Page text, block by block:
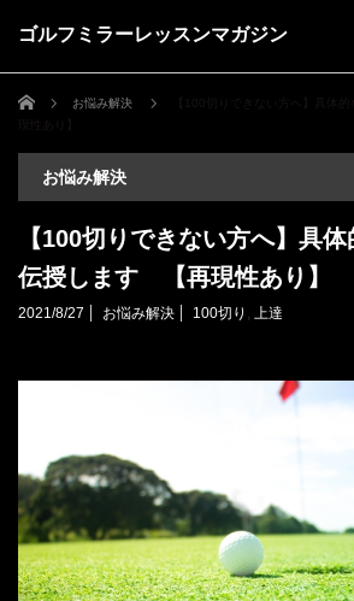
ゴルフミラーレッスンマガジン
ホーム お悩み解決
お悩み解決
【100切りできない方へ】具
伝授します 【再現性あり】
2021/8/27 お悩み解決 100切り , 上達